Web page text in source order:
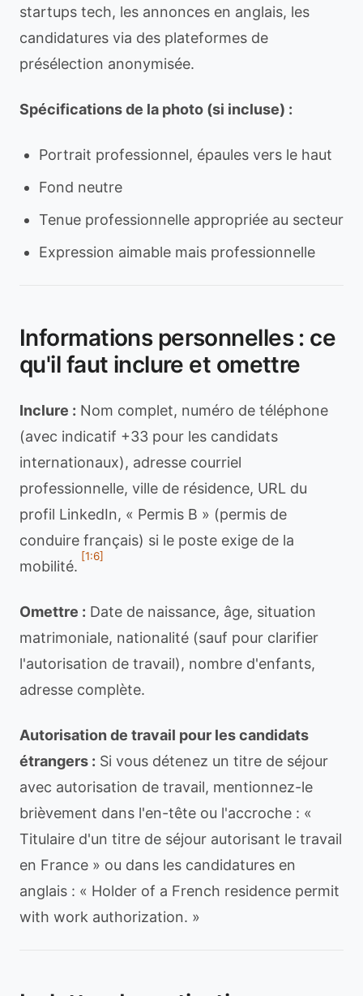
startups tech, les annonces en anglais, les
candidatures via des plateformes de
présélection anonymisée.
Spécifications de la photo (si incluse) :
Portrait professionnel, épaules vers le haut
Fond neutre
Tenue professionnelle appropriée au secteur
Expression aimable mais professionnelle
Informations personnelles : ce
qu'il faut inclure et omettre
Inclure : Nom complet, numéro de téléphone
(avec indicatif +33 pour les candidats
internationaux), adresse courriel
professionnelle, ville de résidence, URL du
profil LinkedIn, « Permis B » (permis de
conduire français) si le poste exige de la
mobilité.
[1:6]
Omettre : Date de naissance, âge, situation
matrimoniale, nationalité (sauf pour clarifier
l'autorisation de travail), nombre d'enfants,
adresse complète.
Autorisation de travail pour les candidats
étrangers : Si vous détenez un titre de séjour
avec autorisation de travail, mentionnez-le
brièvement dans l'en-tête ou l'accroche : «
Titulaire d'un titre de séjour autorisant le travail
en France » ou dans les candidatures en
anglais : « Holder of a French residence permit
with work authorization. »